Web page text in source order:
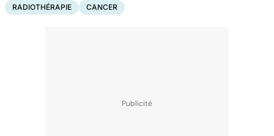
RADIOTHÉRAPIE CANCER